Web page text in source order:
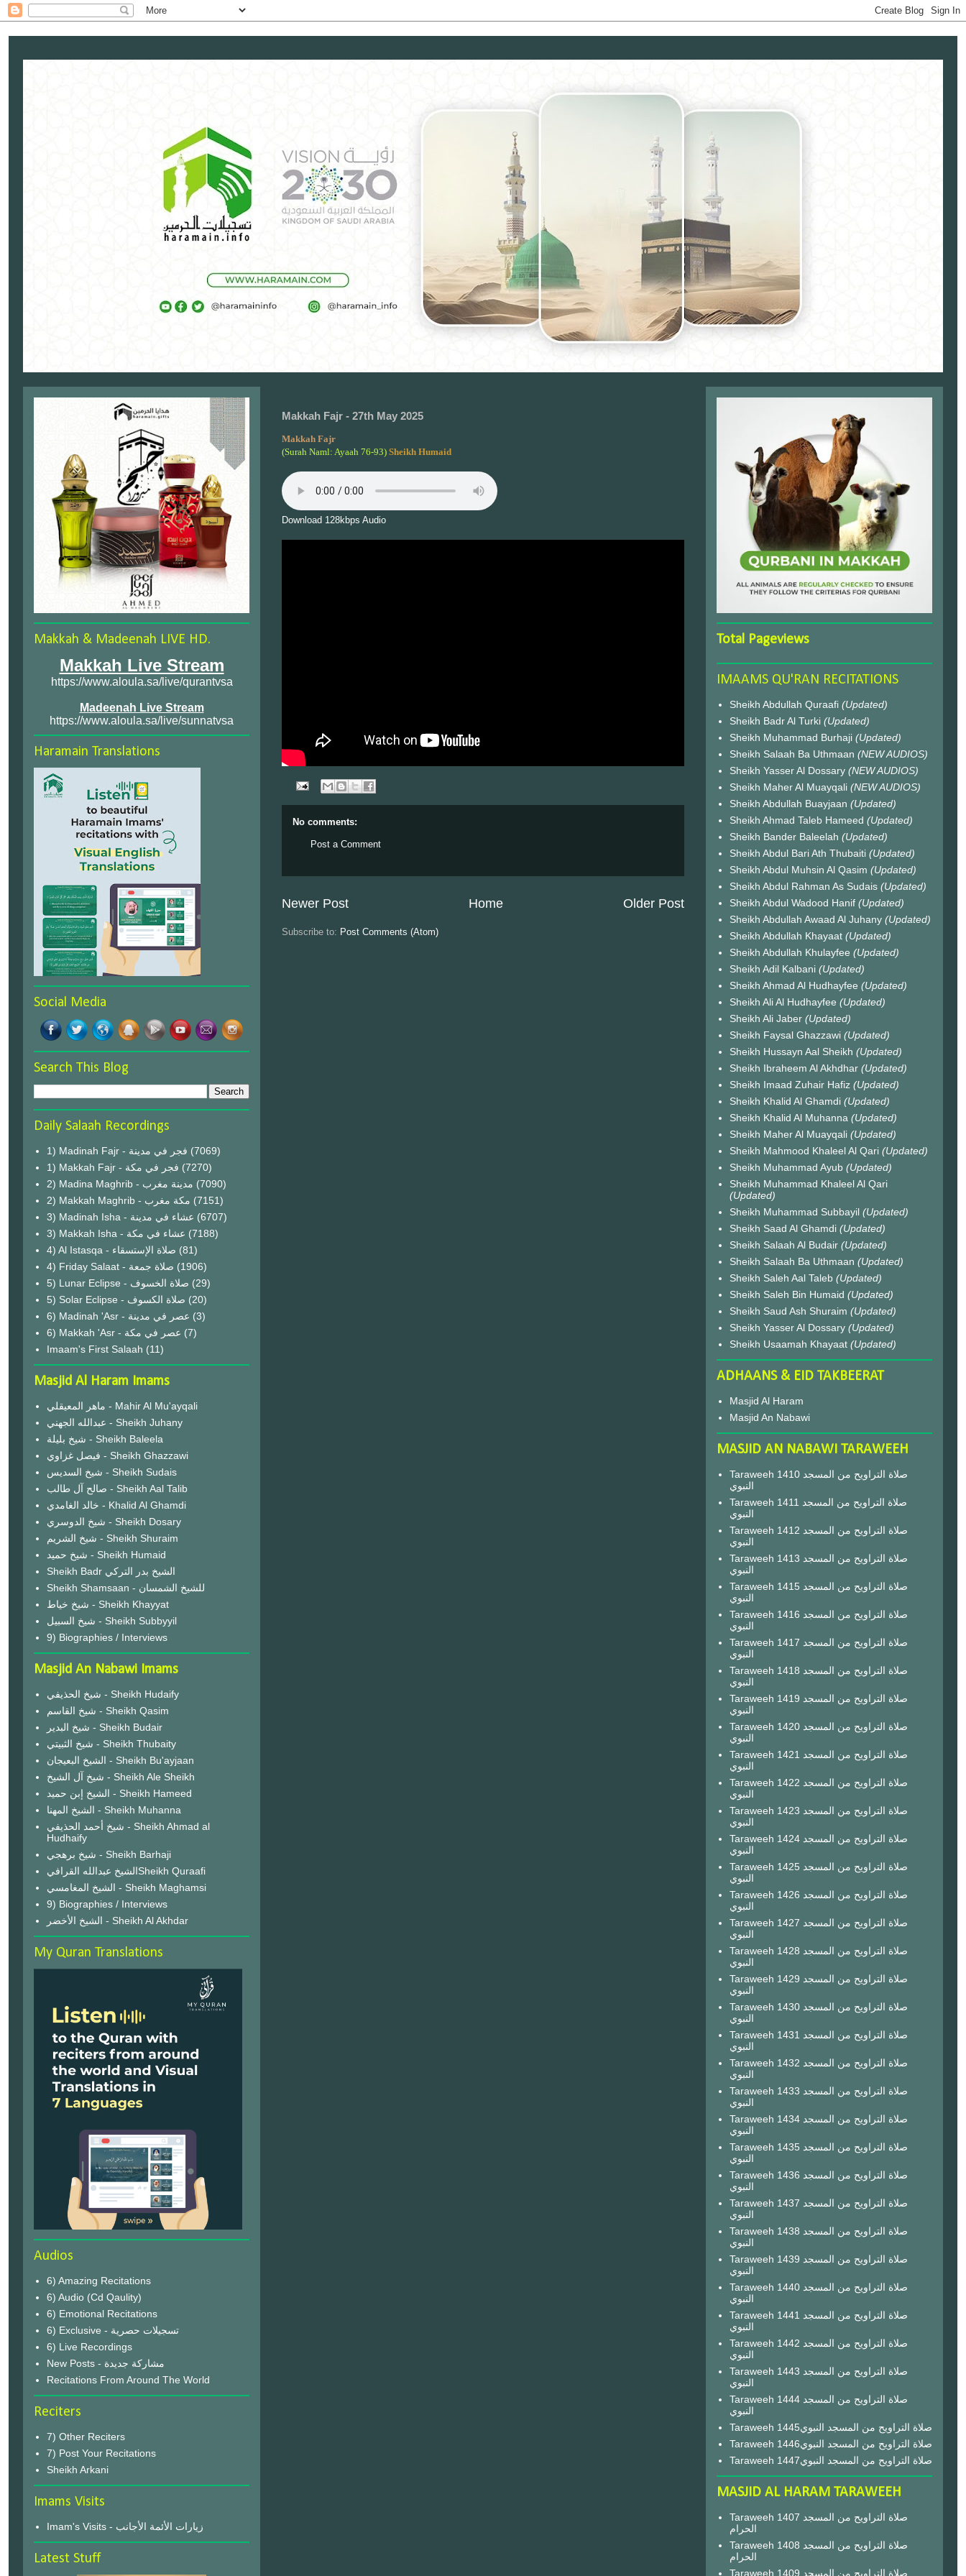
Makkah Fajr - 27th May 2025
Makkah Fajr
(Surah Naml: Ayaah 76-93) Sheikh Humaid
Download 128kbps Audio
No comments:
Post a Comment
Newer Post Older Post
Home
Subscribe to: Post Comments (Atom)
Makkah & Madeenah LIVE HD.
Makkah Live Stream
https://www.aloula.sa/live/qurantvsa
Madeenah Live Stream
https://www.aloula.sa/live/sunnatvsa
Haramain Translations
Social Media
Search This Blog
Daily Salaah Recordings
1) Madinah Fajr - فجر في مدينة (7069)
1) Makkah Fajr - فجر في مكة (7270)
2) Madina Maghrib - مدينة مغرب (7090)
2) Makkah Maghrib - مكة مغرب (7151)
3) Madinah Isha - عشاء في مدينة (6707)
3) Makkah Isha - عشاء في مكة (7188)
4) Al Istasqa - صلاة الإستسقاء (81)
4) Friday Salaat - صلاة جمعة (1906)
5) Lunar Eclipse - صلاة الخسوف (29)
(20)
6) Madinah 'Asr - عصر في مدينة (3)
6) Makkah 'Asr - عصر في مكة (7)
Imaam's First Salaah (11)
Masjid Al Haram Imams
ماهر المعيقلي - Mahir Al Mu'ayqali
عبدالله الجهني - Sheikh Juhany
شيخ بليلة - Sheikh Baleela
فيصل غزاوي - Sheikh Ghazzawi
شيخ السديس - Sheikh Sudais
صالح آل طالب - Sheikh Aal Talib
خالد الغامدي - Khalid Al Ghamdi
شيخ الدوسري - Sheikh Dosary
شيخ الشريم - Sheikh Shuraim
شيخ حميد - Sheikh Humaid
Sheikh Badr الشيخ بدر التركي
Sheikh Shamsaan - للشيخ الشمسان
شيخ خياط - Sheikh Khayyat
شيخ السبيل - Sheikh Subbyyil
9) Biographies / Interviews
Masjid An Nabawi Imams
شيخ الحذيفي - Sheikh Hudaify
شيخ القاسم - Sheikh Qasim
شيخ البدير - Sheikh Budair
شيخ الثبيتي - Sheikh Thubaity
الشيخ البعيجان - Sheikh Bu'ayjaan
شيخ آل الشيخ - Sheikh Ale Sheikh
الشيخ إبن حميد - Sheikh Hameed
الشيخ المهنا - Sheikh Muhanna
شيخ أحمد الحذيفي - Sheikh Ahmad al
Hudhaify
شيخ برهجي - Sheikh Barhaji
الشيخ عبدالله القرافيSheikh Quraafi
الشيخ المغامسي - Sheikh Maghamsi
9) Biographies / Interviews
الشيخ الأخضر - Sheikh Al Akhdar
My Quran Translations
Audios
6) Amazing Recitations
6) Audio (Cd Qaulity)
6) Emotional Recitations
6) Exclusive - تسجيلات حصرية
6) Live Recordings
New Posts - مشاركة جديدة
Recitations From Around The World
Reciters
7) Other Reciters
7) Post Your Recitations
Sheikh Arkani
Imams Visits
Imam's Visits - زيارات الأئمة الأجانب
Latest Stuff
Total Pageviews
IMAAMS QU'RAN RECITATIONS
Sheikh Abdullah Quraafi (Updated)
Sheikh Badr Al Turki (Updated)
Sheikh Muhammad Burhaji (Updated)
Sheikh Salaah Ba Uthmaan (NEW AUDIOS)
Sheikh Yasser Al Dossary (NEW AUDIOS)
Sheikh Maher Al Muayqali (NEW AUDIOS)
Sheikh Abdullah Buayjaan (Updated)
Sheikh Ahmad Taleb Hameed (Updated)
Sheikh Bander Baleelah (Updated)
Sheikh Abdul Bari Ath Thubaiti (Updated)
Sheikh Abdul Muhsin Al Qasim (Updated)
Sheikh Abdul Rahman As Sudais (Updated)
Sheikh Abdul Wadood Hanif (Updated)
Sheikh Abdullah Awaad Al Juhany (Updated)
Sheikh Abdullah Khayaat (Updated)
Sheikh Abdullah Khulayfee (Updated)
Sheikh Adil Kalbani (Updated)
Sheikh Ahmad Al Hudhayfee (Updated)
Sheikh Ali Al Hudhayfee (Updated)
Sheikh Ali Jaber (Updated)
Sheikh Faysal Ghazzawi (Updated)
Sheikh Hussayn Aal Sheikh (Updated)
Sheikh Ibraheem Al Akhdhar (Updated)
Sheikh Imaad Zuhair Hafiz (Updated)
Sheikh Khalid Al Ghamdi (Updated)
Sheikh Khalid Al Muhanna (Updated)
Sheikh Maher Al Muayqali (Updated)
Sheikh Mahmood Khaleel Al Qari (Updated)
Sheikh Muhammad Ayub (Updated)
Sheikh Muhammad Khaleel Al Qari
(Updated)
Sheikh Muhammad Subbayil (Updated)
Sheikh Saad Al Ghamdi (Updated)
Sheikh Salaah Al Budair (Updated)
Sheikh Salaah Ba Uthmaan (Updated)
Sheikh Saleh Aal Taleb (Updated)
Sheikh Saleh Bin Humaid (Updated)
Sheikh Saud Ash Shuraim (Updated)
Sheikh Yasser Al Dossary (Updated)
Sheikh Usaamah Khayaat (Updated)
ADHAANS & EID TAKBEERAT
Masjid Al Haram
Masjid An Nabawi
MASJID AN NABAWI TARAWEEH
Taraweeh 1410 صلاة التراويح من المسجد
النبوي
Taraweeh 1411 صلاة التراويح من المسجد
النبوي
Taraweeh 1412 صلاة التراويح من المسجد
النبوي
Taraweeh 1413 صلاة التراويح من المسجد
النبوي
Taraweeh 1415 صلاة التراويح من المسجد
النبوي
Taraweeh 1416 صلاة التراويح من المسجد
النبوي
Taraweeh 1417 صلاة التراويح من المسجد
النبوي
Taraweeh 1418 صلاة التراويح من المسجد
النبوي
Taraweeh 1419 صلاة التراويح من المسجد
النبوي
Taraweeh 1420 صلاة التراويح من المسجد
النبوي
Taraweeh 1421 صلاة التراويح من المسجد
النبوي
Taraweeh 1422 صلاة التراويح من المسجد
النبوي
Taraweeh 1423 صلاة التراويح من المسجد
النبوي
Taraweeh 1424 صلاة التراويح من المسجد
النبوي
Taraweeh 1425 صلاة التراويح من المسجد
النبوي
Taraweeh 1426 صلاة التراويح من المسجد
النبوي
Taraweeh 1427 صلاة التراويح من المسجد
النبوي
Taraweeh 1428 صلاة التراويح من المسجد
النبوي
Taraweeh 1429 صلاة التراويح من المسجد
النبوي
Taraweeh 1430 صلاة التراويح من المسجد
النبوي
Taraweeh 1431 صلاة التراويح من المسجد
النبوي
Taraweeh 1432 صلاة التراويح من المسجد
النبوي
Taraweeh 1433 صلاة التراويح من المسجد
النبوي
Taraweeh 1434 صلاة التراويح من المسجد
النبوي
Taraweeh 1435 صلاة التراويح من المسجد
النبوي
Taraweeh 1436 صلاة التراويح من المسجد
النبوي
Taraweeh 1437 صلاة التراويح من المسجد
النبوي
Taraweeh 1438 صلاة التراويح من المسجد
النبوي
Taraweeh 1439 صلاة التراويح من المسجد
النبوي
Taraweeh 1440 صلاة التراويح من المسجد
النبوي
Taraweeh 1441 صلاة التراويح من المسجد
النبوي
Taraweeh 1442 صلاة التراويح من المسجد
النبوي
Taraweeh 1443 صلاة التراويح من المسجد
النبوي
Taraweeh 1444 صلاة التراويح من المسجد
النبوي
Taraweeh 1445صلاة التراويح من المسجد النبوي
Taraweeh 1446صلاة التراويح من المسجد النبوي
Taraweeh 1447صلاة التراويح من المسجد النبوي
MASJID AL HARAM TARAWEEH
Taraweeh 1407 صلاة التراويح من المسجد
الحرام
Taraweeh 1408 صلاة التراويح من المسجد
الحرام
Taraweeh 1409 صلاة التراويح من المسجد